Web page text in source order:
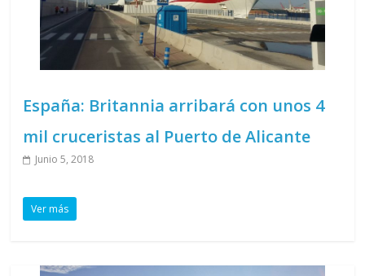
España: Britannia arribará con unos 4
mil cruceristas al Puerto de Alicante
Junio 5, 2018
Ver más